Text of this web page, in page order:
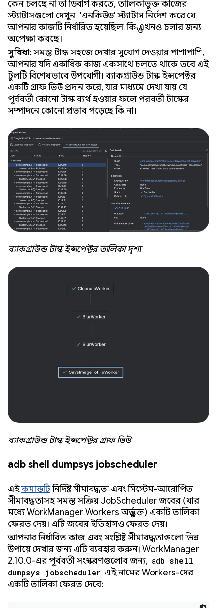
কেন চলছে না তা ডিবাগ করতে, তালিকাভুক্ত কাজের
স্ট্যাটাসগুলো দেখুন। 'এনকিউড' স্ট্যাটাস নির্দেশ করে যে
আপনার কাজটি নির্ধারিত হয়েছিল, কিন্তু এখনও চলার জন্য
অপেক্ষা করছে।
সুবিধা: সমস্ত টাস্ক সহজে দেখার সুযোগ দেওয়ার পাশাপাশি,
আপনার যদি একাধিক কাজ একসাথে চলতে থাকে তবে এই
টুলটি বিশেষভাবে উপযোগী। ব্যাকগ্রাউন্ড টাস্ক ইন্সপেক্টর
একটি গ্রাফ ভিউ প্রদান করে, যার মাধ্যমে দেখা যায় যে
পূর্ববর্তী কোনো টাস্ক ব্যর্থ হওয়ার ফলে পরবর্তী টাস্কের
সম্পাদনে কোনো প্রভাব পড়েছে কি না।
ব্যাকগ্রাউন্ড টাস্ক ইন্সপেক্টর তালিকা দৃশ্য
ব্যাকগ্রাউন্ড টাস্ক ইন্সপেক্টর গ্রাফ ভিউ
adb shell dumpsys jobscheduler
এইকমান্ডটিনির্দিষ্ট সীমাবদ্ধতা এবং সিস্টেম-আরোপিত
সীমাবদ্ধতাসহ সমস্ত সক্রিয় JobScheduler জবের (যার
মধ্যে WorkManager Workers অন্তর্ভুক্ত) একটি তালিকা
ফেরত দেয়। এটি জবের ইতিহাসও ফেরত দেয়।
আপনার নির্ধারিত কাজ এবং সংশ্লিষ্ট সীমাবদ্ধতাগুলো ভিন্ন
উপায়ে দেখার জন্য এটি ব্যবহার করুন। WorkManager
2.10.0-এর পূর্ববর্তী সংস্করণগুলোর জন্য, adb shell
dumpsys jobscheduler এই নামের Workers-দের
একটি তালিকা ফেরত দেবে: